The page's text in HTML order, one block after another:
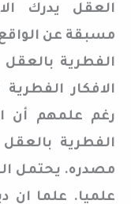
العقل يدرك
مسبقة عن
الفطرية
الافكار
رغم علمهم أن
الفطرية
مصدره. يحتمل
علميا. علما ان